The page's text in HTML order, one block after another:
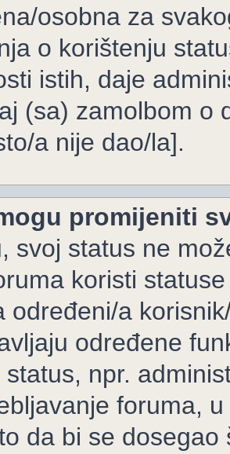
osobna za
o korištenju
istih, daje
(sa) zamolbom o
a nije dao/la].
promijeniti
svoj status ne
koristi
određeni/a
određene
status, npr.
foruma,
da bi se